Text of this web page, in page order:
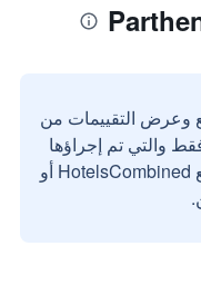
وعرض التقييمات من
والتي تم إجراؤها
بواسطة مستخدمين حقيقيين مع HotelsCombined أو